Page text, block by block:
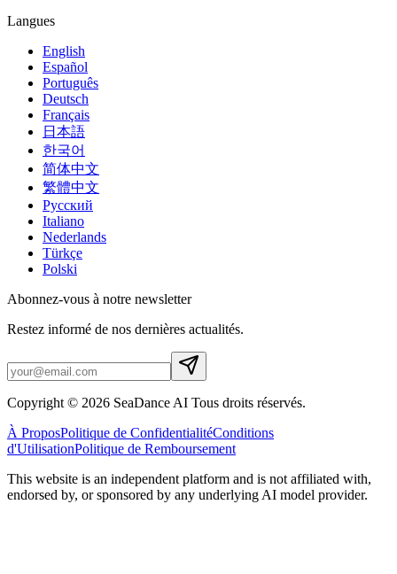
Langues
English
Español
Português
Deutsch
Français
日本語
한국어
简体中文
繁體中文
Русский
Italiano
Nederlands
Türkçe
Polski
Abonnez-vous à notre newsletter
Restez informé de nos dernières actualités.
Copyright © 2026 SeaDance AI Tous droits réservés.
À ProposPolitique de ConfidentialitéConditions
d'UtilisationPolitique de Remboursement
This website is an independent platform and is not affiliated with,
endorsed by, or sponsored by any underlying AI model provider.